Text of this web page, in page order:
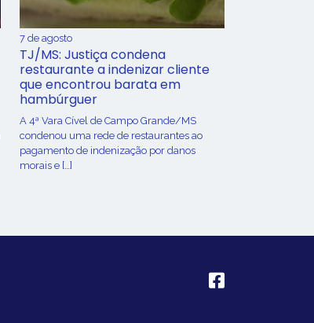
7 de agosto
TJ/MS: Justiça condena
restaurante a indenizar cliente
que encontrou barata em
hambúrguer
A 4ª Vara Cível de Campo Grande/MS
condenou uma rede de restaurantes ao
pagamento de indenização por danos
morais e […]